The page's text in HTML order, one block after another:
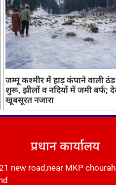
जम्मू कश्मीर में हाड़ कंपाने वाली ठंड
शुरू, झीलों व नदियों में जमी बर्फ;
खूबसूरत नजारा
प्रधान कार्यालय
new road,near MKP